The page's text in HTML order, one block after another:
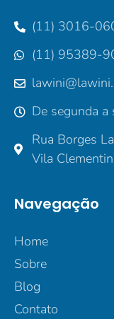
(11) 3016-
(11) 95389-
De segunda
Rua Borges
Vila
Navegação
Home
Sobre
Blog
Contato